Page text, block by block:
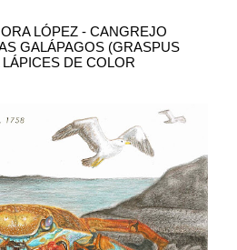
LÓPEZ - CANGREJO
GALÁPAGOS (GRASPUS
DE COLOR